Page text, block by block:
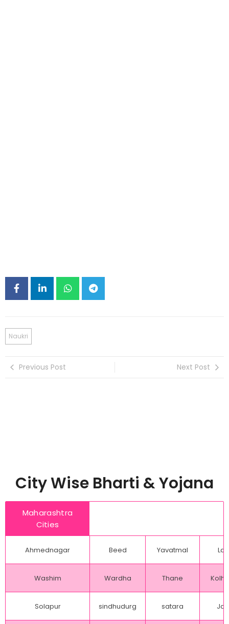
Naukri
Previous Post Next Post
City Wise Bharti & Yojana
Maharashtra
Cities
Ahmednagar Beed Yavatmal
Washim Wardha Thane
Solapur sindhudurg satara